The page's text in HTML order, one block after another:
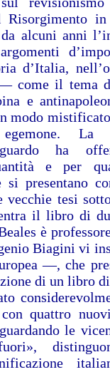
Risorgimento
alcuni anni
d’Italia,
come il tema
e
modo
La
ha
e per
presentano
vecchie tesi
il libro di
è
Biagini vi
—, che
di un libro di
quattro
le